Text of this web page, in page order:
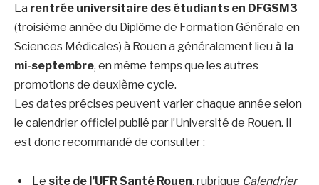
La rentrée universitaire des étudiants en DFGSM3
(troisième année du Diplôme de Formation Générale en
Sciences Médicales) à Rouen a généralement lieu à la
mi-septembre, en même temps que les autres
promotions de deuxième cycle.
Les dates précises peuvent varier chaque année selon
le calendrier officiel publié par l’Université de Rouen. Il
est donc recommandé de consulter :
Le site de l’UFR Santé Rouen, rubrique Calendrier